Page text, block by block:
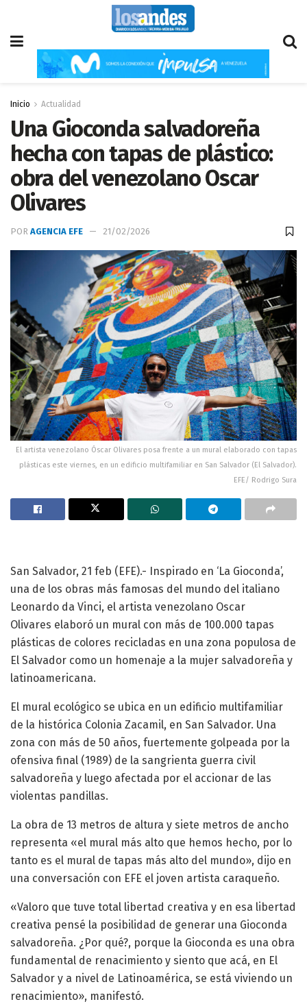
Inicio Actualidad
Una Gioconda salvadoreña
hecha con tapas de plástico:
obra del venezolano Oscar
Olivares
POR AGENCIA EFE 21/02/2026
El artista venezolano Óscar Olivares posa frente a un mural elaborado con tapas
plásticas este viernes, en un edificio multifamiliar en San Salvador (El Salvador).
EFE/ Rodrigo Sura
San Salvador, 21 feb (EFE).- Inspirado en ‘La Gioconda’,
una de los obras más famosas del mundo del italiano
Leonardo da Vinci, el artista venezolano Oscar
Olivares elaboró un mural con más de 100.000 tapas
plásticas de colores recicladas en una zona populosa de
El Salvador como un homenaje a la mujer salvadoreña y
latinoamericana.
El mural ecológico se ubica en un edificio multifamiliar
de la histórica Colonia Zacamil, en San Salvador. Una
zona con más de 50 años, fuertemente golpeada por la
ofensiva final (1989) de la sangrienta guerra civil
salvadoreña y luego afectada por el accionar de las
violentas pandillas.
La obra de 13 metros de altura y siete metros de ancho
representa «el mural más alto que hemos hecho, por lo
tanto es el mural de tapas más alto del mundo», dijo en
una conversación con EFE el joven artista caraqueño.
«Valoro que tuve total libertad creativa y en esa libertad
creativa pensé la posibilidad de generar una Gioconda
salvadoreña. ¿Por qué?, porque la Gioconda es una obra
fundamental de renacimiento y siento que acá, en El
Salvador y a nivel de Latinoamérica, se está viviendo un
renacimiento», manifestó.